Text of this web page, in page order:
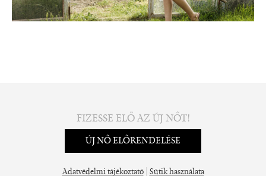
FIZESSE ELŐ AZ ÚJ NŐT!
ÚJ NŐ ELŐRENDELÉSE
Adatvédelmi tájékoztató| Sütik használata